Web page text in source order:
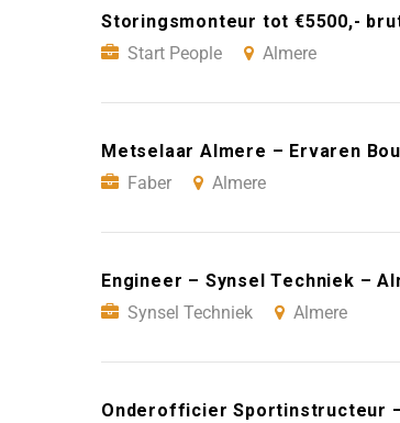
Storingsmonteur tot €5500,-
Start People
Almere
Metselaar Almere – Ervaren
Faber
Almere
Engineer – Synsel Techniek –
Synsel Techniek
Almere
Onderofficier Sportinstructeur